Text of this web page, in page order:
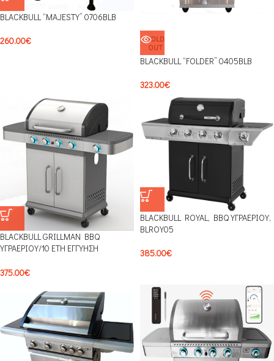
BLACKBULL “MAJESTY” 0706BLB
260.00€
SOLD
OUT
BLACKBULL “FOLDER” 0405BLB
323.00€
BLACKBULL GRILLMAN BBQ
ΥΓΡΑΕΡΙΟΥ/10 ΕΤΗ ΕΓΓΥΗΣΗ
375.00€
BLACKBULL ROYAL, BBQ ΥΓΡΑΕΡΙΟΥ,
BLROY05
385.00€